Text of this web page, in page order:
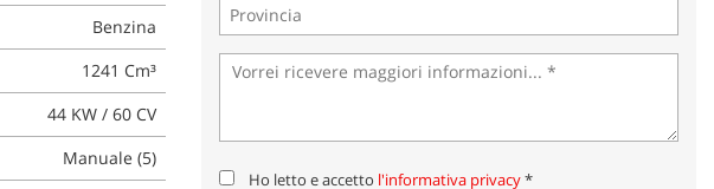
Benzina
1241 Cm³
44 KW / 60 CV
Manuale (5)
Ho letto e accetto l'informativa privacy*